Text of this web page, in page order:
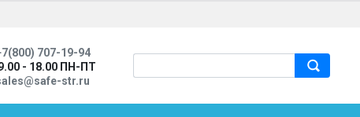
707-19-94
- 18.00 ПН-ПТ
str.ru